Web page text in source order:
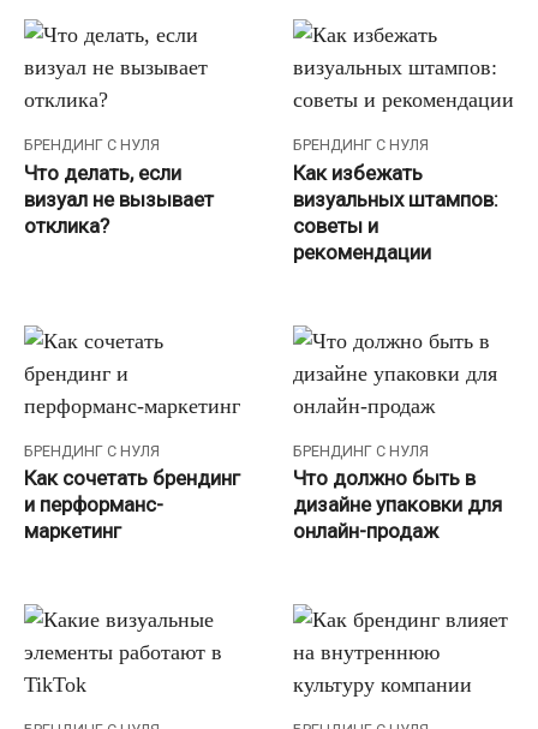
БРЕНДИНГ С НУЛЯ
Что делать, если
визуал не вызывает
отклика?
БРЕНДИНГ С НУЛЯ
Как избежать
визуальных штампов:
советы и
рекомендации
БРЕНДИНГ С НУЛЯ
Как сочетать брендинг
и перформанс-
маркетинг
БРЕНДИНГ С НУЛЯ
Что должно быть в
дизайне упаковки для
онлайн-продаж